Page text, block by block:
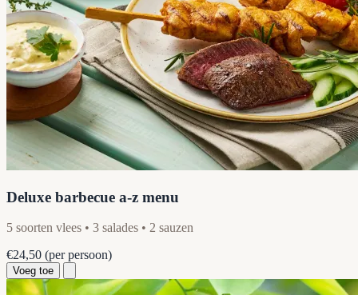
Deluxe barbecue a-z menu
5 soorten vlees • 3 salades • 2 sauzen
€24,50 (per persoon)
Voeg toe